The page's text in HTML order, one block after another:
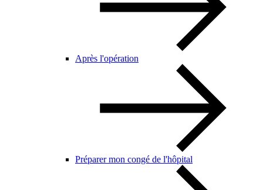
Après l'opération
Préparer mon congé de l'hôpital